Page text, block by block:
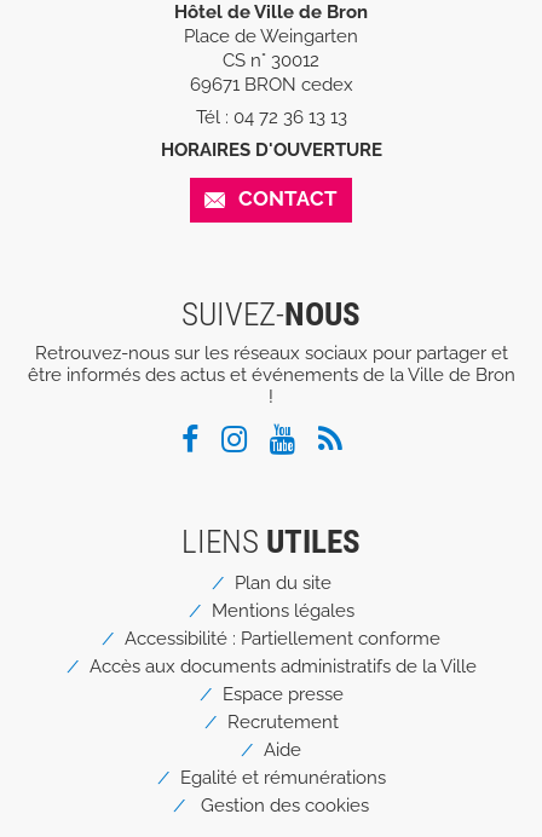
Hôtel de Ville de Bron
Place de Weingarten
CS n° 30012
69671 BRON cedex
Tél : 04 72 36 13 13
HORAIRES D'OUVERTURE
CONTACT
SUIVEZ-NOUS
Retrouvez-nous sur les réseaux sociaux pour partager et
être informés des actus et événements de la Ville de Bron
!
LIENS UTILES
Menu
Pied
de
page
Plan du site
Mentions légales
Accessibilité : Partiellement conforme
Accès aux documents administratifs de la Ville
Espace presse
Recrutement
Aide
Egalité et rémunérations
Gestion des cookies